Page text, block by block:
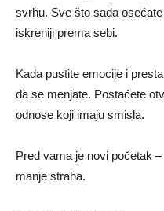
svrhu. Sve što sada
iskreniji prema sebi.
Kada pustite emocije i
da se menjate. Postaćete
odnose koji imaju smisla.
Pred vama je novi početak
manje straha.